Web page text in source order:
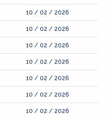
10 / 02 / 2026
10 / 02 / 2026
10 / 02 / 2026
10 / 02 / 2026
10 / 02 / 2026
10 / 02 / 2026
10 / 02 / 2026